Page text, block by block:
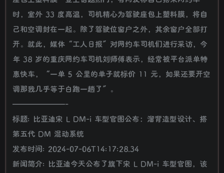
时，室外 33 度高温，司机精心为驾驶座包上塑料膜，将自
己和空调封在一起。除了驾驶位窗户之外，其余窗户全部打
开。就此，媒体“工人日报”对网约车司机们进行采访，今
年 38 岁的重庆网约车司机刘师傅表示，经常被平台派单特
惠快车，“一单 5 公里的单子就标价 11 元，如果还要开空
调那我几乎等于白跑一趟了”。
———————-
标题: 比亚迪宋 L DM-i 车型官图公布：溜背造型设计、搭
第五代 DM 混动系统
发布时间: 2024-07-06T14:17:28.34
新闻简介: 比亚迪今天公布了旗下宋 L DM-i 车型官图，该